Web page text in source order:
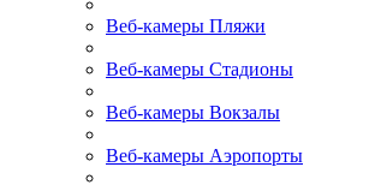
Веб-камеры Пляжи
Веб-камеры Стадионы
Веб-камеры Вокзалы
Веб-камеры Аэропорты